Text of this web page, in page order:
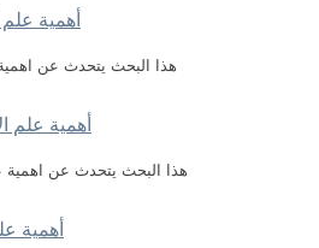
أهمية
هذا البحث يتحدث عن
أهمية علم
هذا البحث يتحدث عن اهمية
أهمية